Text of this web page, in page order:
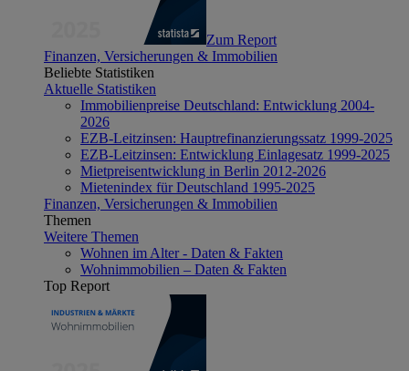
Zum Report
Finanzen, Versicherungen & Immobilien
Beliebte Statistiken
Aktuelle Statistiken
Immobilienpreise Deutschland: Entwicklung 2004-
2026
EZB-Leitzinsen: Hauptrefinanzierungssatz 1999-2025
EZB-Leitzinsen: Entwicklung Einlagesatz 1999-2025
Mietpreisentwicklung in Berlin 2012-2026
Mietenindex für Deutschland 1995-2025
Finanzen, Versicherungen & Immobilien
Themen
Weitere Themen
Wohnen im Alter - Daten & Fakten
Wohnimmobilien – Daten & Fakten
Top Report